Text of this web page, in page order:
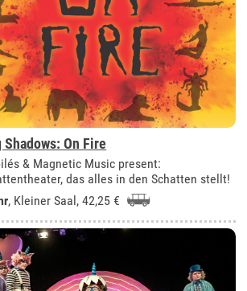
On Fire
& Magnetic Music present:
das alles in den Schatten stellt!
, Kleiner Saal , 42,25 €